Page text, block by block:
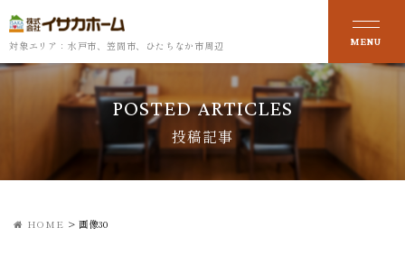
対象エリア：水戸市、笠間市、ひたちなか市周辺
POSTED ARTICLES
投稿記事
HOME >画像30